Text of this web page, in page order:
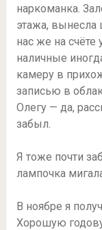
наркоманка.
этажа, вынесла
нас же на
наличные
камеру в
записью в
Олегу — да,
забыл.
Я тоже почти
лампочка
В ноябре я
Хорошую